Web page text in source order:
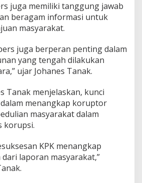
juga memiliki tanggung jawab
beragam informasi untuk
masyarakat.
juga berperan penting dalam
yang tengah dilakukan
ujar Johanes Tanak.
Tanak menjelaskan, kunci
menangkap koruptor
masyarakat dalam
korupsi.
KPK menangkap
laporan masyarakat,”